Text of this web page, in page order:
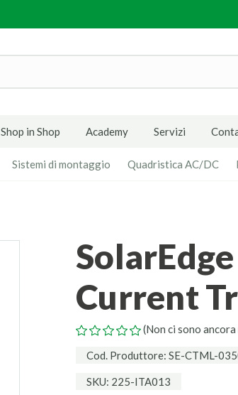
Shop in Shop Academy Servizi
Sistemi di montaggio Quadristica AC/DC
SolarEdge 70A Split-Core
Current
(Non ci sono
Cod. Produttore: SE-CTML-
SKU: 225-ITA013